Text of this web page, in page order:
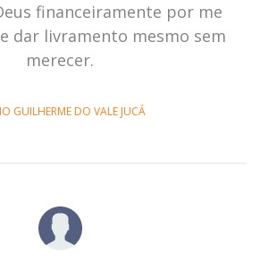
financeiramente por me
dar livramento mesmo sem
merecer.
GUILHERME DO VALE JUCÁ